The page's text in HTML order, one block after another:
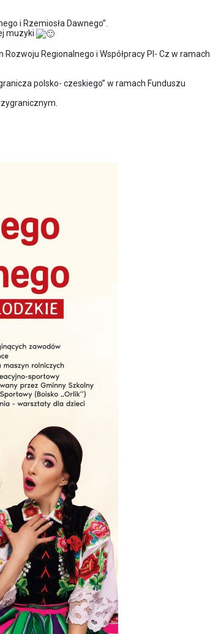
i Rzemiosła Dawnego”.
muzyki
Regionalnego i Współpracy Pl- Cz w ramach
polsko- czeskiego” w ramach Funduszu